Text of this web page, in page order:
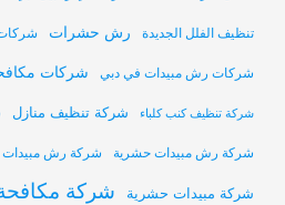
تنظيف الفلل الجديدة رش حشرات
شركات رش مبيدات في دبي شركات
شركة تنظيف كنب كلباء شركة تنظيف منازل
شركة رش مبيدات حشرية شركة رش مبيدات
شركة مبيدات حشرية شركة